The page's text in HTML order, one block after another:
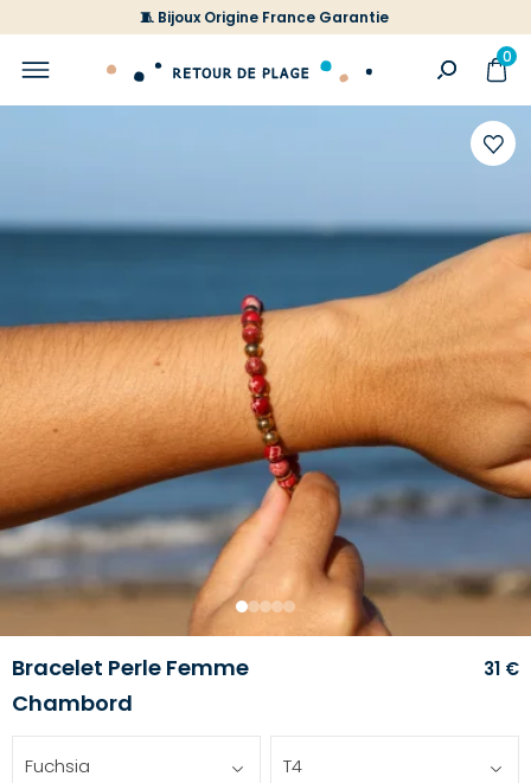
🧵 Bijoux Origine France Garantie
0
votre
1 2345
Bracelet Perle Femme
Chambord
31 €
Fuchsia T4